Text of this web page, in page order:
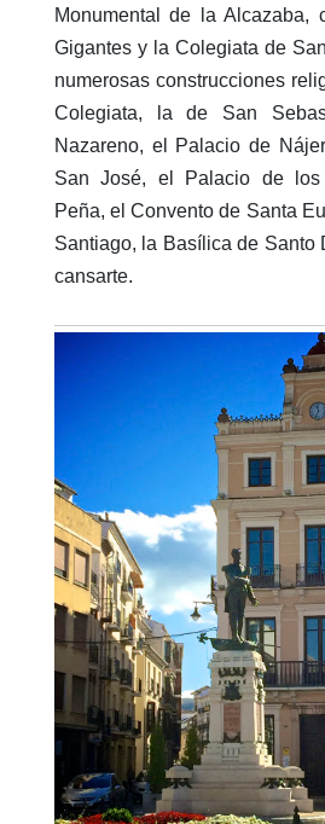
Monumental de la Alcazaba,
Gigantes y la Colegiata de
numerosas construcciones
Colegiata, la de San
Nazareno, el Palacio de
San José, el Palacio de
Peña, el Convento de Santa
Santiago, la Basí­lica de Santo
cansarte.